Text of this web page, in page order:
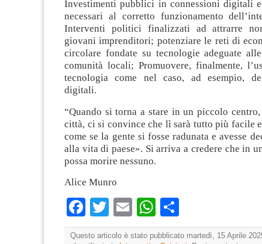
Investimenti pubblici in connessioni digitali
necessari al corretto funzionamento
Interventi politici finalizzati ad attrarre
giovani imprenditori; potenziare le reti di
circolare fondate su tecnologie adeguate
comunità locali; Promuovere, finalmente,
tecnologia come nel caso, ad esempio,
digitali.
“Quando si torna a stare in un piccolo
città, ci si convince che lì sarà tutto più facile
come se la gente si fosse radunata e avesse
alla vita di paese». Si arriva a credere che in
possa morire nessuno.
Alice Munro
Facebook
TwitterEmailWhatsApp
Questo articolo è stato pubblicato martedì, 15 Aprile